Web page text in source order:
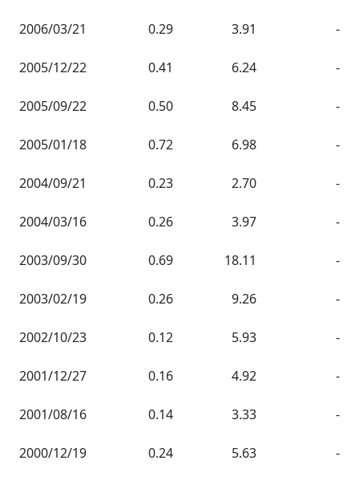
2006/03/21 0.29 3.91 -
2005/12/22 0.41 6.24 -
2005/09/22 0.50 8.45 -
2005/01/18 0.72 6.98 -
2004/09/21 0.23 2.70 -
2004/03/16 0.26 3.97 -
2003/09/30 0.69 18.11 -
2003/02/19 0.26 9.26 -
2002/10/23 0.12 5.93 -
2001/12/27 0.16 4.92 -
2001/08/16 0.14 3.33 -
2000/12/19 0.24 5.63 -